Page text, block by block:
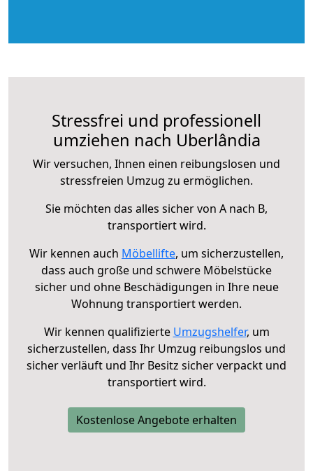
Stressfrei und professionell
umziehen nach Uberlândia
Wir versuchen, Ihnen einen reibungslosen und
stressfreien Umzug zu ermöglichen.
Sie möchten das alles sicher von A nach B,
transportiert wird.
Wir kennen auch Möbellifte, um sicherzustellen,
dass auch große und schwere Möbelstücke
sicher und ohne Beschädigungen in Ihre neue
Wohnung transportiert werden.
Wir kennen qualifizierte Umzugshelfer, um
sicherzustellen, dass Ihr Umzug reibungslos und
sicher verläuft und Ihr Besitz sicher verpackt und
transportiert wird.
Kostenlose Angebote erhalten